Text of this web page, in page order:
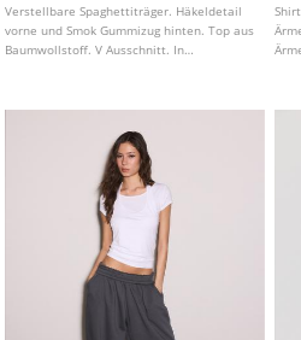
Verstellbare Spaghettiträger. Häkeldetail
vorne und Smok Gummizug hinten. Top aus
Baumwollstoff. V Ausschnitt. In